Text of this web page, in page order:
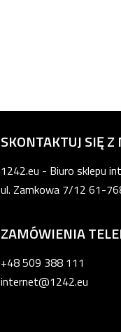
SKONTAKTUJ SIĘ
1242.eu - Biuro sklepu
ul. Zamkowa 7/12 61-
ZAMÓWIENIA
+48 509 388 111
internet@1242.eu